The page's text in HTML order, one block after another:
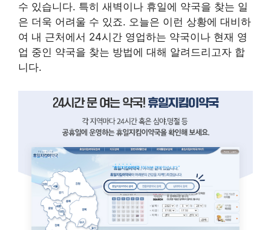
수 있습니다. 특히 새벽이나 휴일에 약국을 찾는 일
은 더욱 어려울 수 있죠. 오늘은 이런 상황에 대비하
여 내 근처에서 24시간 영업하는 약국이나 현재 영
업 중인 약국을 찾는 방법에 대해 알려드리고자 합
니다.